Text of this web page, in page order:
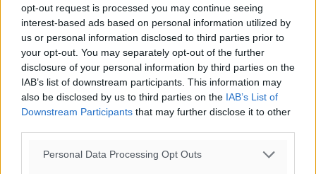
opt-out request is processed you may continue seeing
interest-based ads based on personal information utilized by
us or personal information disclosed to third parties prior to
your opt-out. You may separately opt-out of the further
disclosure of your personal information by third parties on the
IAB’s list of downstream participants. This information may
also be disclosed by us to third parties on the IAB’s List of
Downstream Participants that may further disclose it to other
Personal Data Processing Opt Outs
Έτος – ορόσημο το 2025 για δωρεές οργάνων στην
Ελλάδα
Ειδήσεις• πριν 2 ώρες
Ο.Φ. Ιστρίου: Καρέ ανανεώσεων σε άξονα και
μετόπισθεν